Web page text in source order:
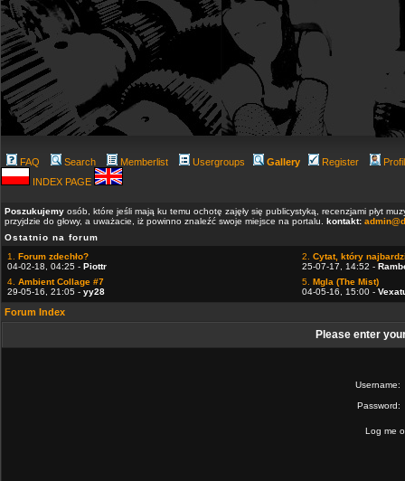
FAQ Search Memberlist Usergroups Gallery Register
INDEX PAGE
Poszukujemy osób, które jeśli mają ku temu ochotę zajęły się publicystyką, recenzjami płyt
przyjdzie do głowy, a uważacie, iż powinno znaleźć swoje miejsce na portalu. kontakt:
Ostatnio na forum
1. Forum zdechło?
04-02-18, 04:25 - Piottr
2. Cytat, który
25-07-17, 14:52 -
4. Ambient Collage #7
29-05-16, 21:05 - yy28
5. Mgla (The Mist)
04-05-16, 15:00 -
Forum Index
Please enter
Username:
Password:
Log me